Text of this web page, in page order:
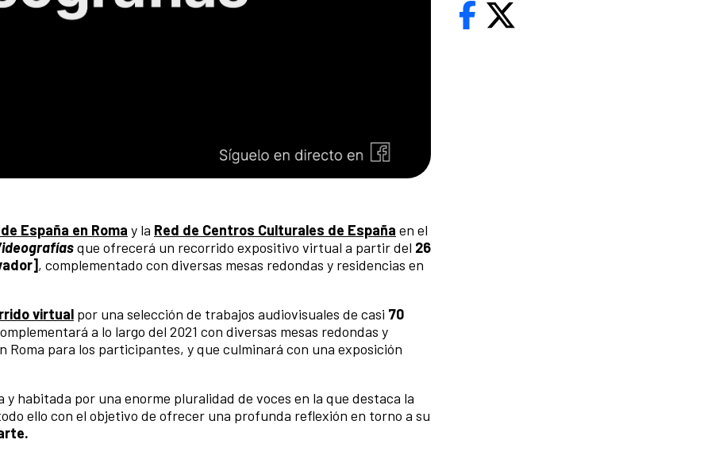
España en Roma y la Red de Centros Culturales de España en el
que ofrecerá un recorrido expositivo virtual a partir del 26
, complementado con diversas mesas redondas y residencias en
virtual por una selección de trabajos audiovisuales de casi 70
a lo largo del 2021 con diversas mesas redondas y
Roma para los participantes, y que culminará con una exposición
habitada por una enorme pluralidad de voces en la que destaca la
ello con el objetivo de ofrecer una profunda reflexión en torno a su